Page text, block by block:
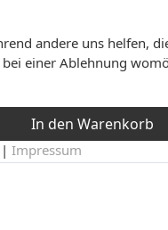
In den Warenkorb
andere uns helfen,
einer Ablehnung
| Impressum